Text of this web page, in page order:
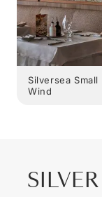
Silversea
Wind